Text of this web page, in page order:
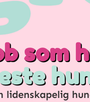
som
lidenskapelig